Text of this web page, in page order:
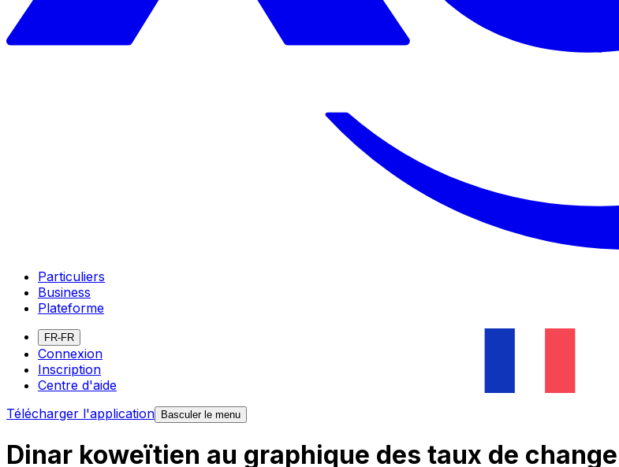
Particuliers
Business
Plateforme
FR-FR
Connexion
Inscription
Centre d'aide
Télécharger l'application Basculer le menu
Dinar koweïtien au graphique des taux de